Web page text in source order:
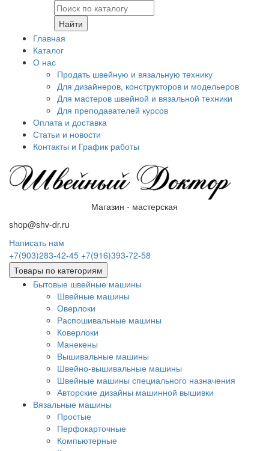
Найти
Главная
Каталог
О нас
Продать швейную и вязальную технику
Для дизайнеров, конструкторов и модельеров
Для мастеров швейной и вязальной техники
Для преподавателей курсов
Оплата и доставка
Статьи и новости
Контакты и График работы
Магазин - мастерская
shop@shv-dr.ru
Написать нам
+7(903)283-42-45 +7(916)393-72-58
Товары по категориям
Бытовые швейные машины
Швейные машины
Оверлоки
Распошивальные машины
Коверлоки
Манекены
Вышивальные машины
Швейно-вышивальные машины
Швейные машины специального назначения
Авторские дизайны машинной вышивки
Вязальные машины
Простые
Перфокарточные
Компьютерные